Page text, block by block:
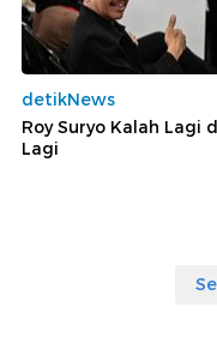
detikNews
Roy Suryo Kalah Lagi
Lagi